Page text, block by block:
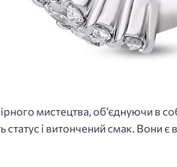
мистецтва, об’єднуючи в
і витончений смак. Вони